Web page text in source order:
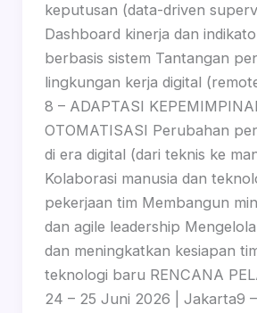
keputusan (data-driven
Dashboard kinerja dan
berbasis sistem Tantangan
lingkungan kerja digital
8 – ADAPTASI
OTOMATISASI Perubahan
di era digital (dari teknis ke
Kolaborasi manusia dan
pekerjaan tim Membangun
dan agile leadership
dan meningkatkan kesiapan
teknologi baru RENCANA
24 – 25 Juni 2026 | Jakarta9